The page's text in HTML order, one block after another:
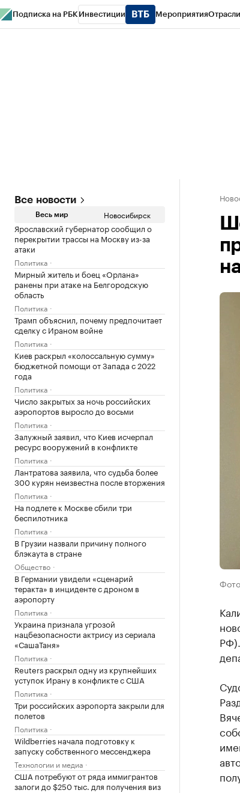
Подписка на РБК Инвестиции МероприятияОтрасли
Все новости
Весь мир Новосибирск
Ярославский губернатор сообщил о
перекрытии трассы на Москву из-за
атаки
Политика
Мирный житель и боец «Орлана»
ранены при атаке на Белгородскую
область
Политика
Трамп объяснил, почему предпочитает
сделку с Ираном войне
Политика
Киев раскрыл «колоссальную сумму»
бюджетной помощи от Запада с 2022
года
Политика
Число закрытых за ночь российских
аэропортов выросло до восьми
Политика
Залужный заявил, что Киев исчерпал
ресурс вооружений в конфликте
Политика
Лантратова заявила, что судьба более
300 курян неизвестна после вторжения
Политика
На подлете к Москве сбили три
беспилотника
Политика
В Грузии назвали причину полного
блэкаута в стране
Общество
В Германии увидели «сценарий
теракта» в инциденте с дроном в
аэропорту
Политика
Украина признала угрозой
нацбезопасности актрису из сериала
«СашаТаня»
Политика
Reuters раскрыл одну из крупнейших
уступок Ирану в конфликте с США
Политика
Три российских аэропорта закрыли для
полетов
Политика
Wildberries начала подготовку к
запуску собственного мессенджера
Технологии и медиа
США потребуют от ряда иммигрантов
залоги до $250 тыс. для получения виз